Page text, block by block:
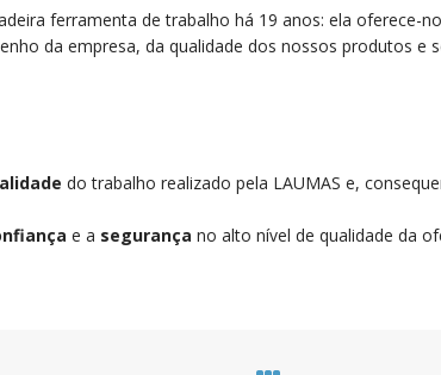
ferramenta de trabalho há 19 anos: ela oferece-
da empresa, da qualidade dos nossos produtos e
do trabalho realizado pela LAUMAS e,
e a segurança no alto nível de qualidade da